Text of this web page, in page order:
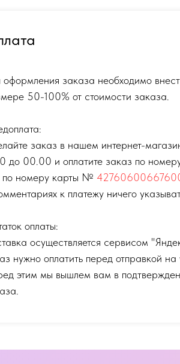
оформления заказа необходимо
50-100% от стоимости заказа.
заказ в нашем интернет-
до 00.00 и оплатите заказ по
по номеру карты №
к платежу ничего
оплаты:
осуществляется сервисом
нужно оплатить перед отправкой
этим мы вышлем вам в